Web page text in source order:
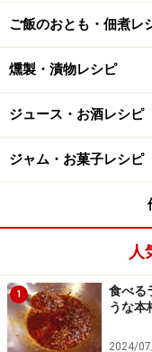
ご飯のおとも・佃煮レ
燻製・漬物レシピ
ジュース・お酒レシピ
ジャム・お菓子レシピ
人
1
食べる
うな本
2024/